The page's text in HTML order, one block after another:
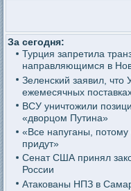
За сегодня:
Турция запретила
направляющимся в
Зеленский заявил,
ежемесячных
ВСУ уничтожили
«дворцом Путина»
«Все напуганы, потому
придут»
Сенат США принял
России
Атакованы НПЗ в